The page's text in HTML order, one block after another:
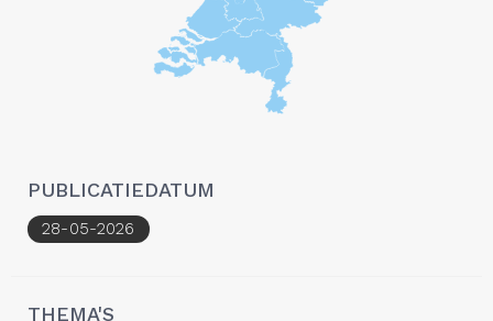
PUBLICATIEDATUM
28-05-2026
THEMA'S